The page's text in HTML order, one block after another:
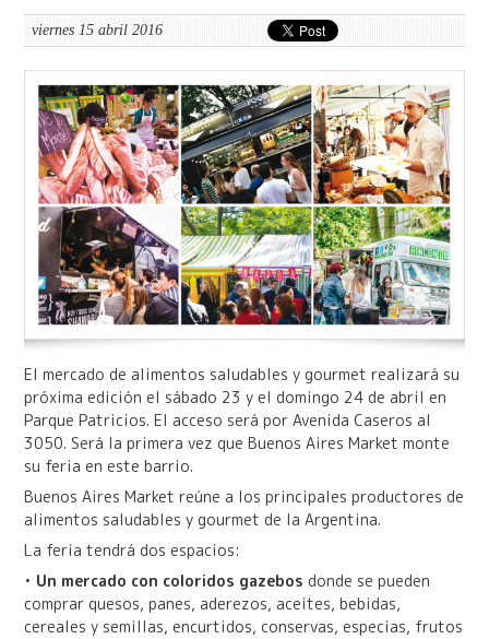
viernes 15 abril 2016
El mercado de alimentos saludables y gourmet realizará su
próxima edición el sábado 23 y el domingo 24 de abril en
Parque Patricios. El acceso será por Avenida Caseros al
3050. Será la primera vez que Buenos Aires Market monte
su feria en este barrio.
Buenos Aires Market reúne a los principales productores de
alimentos saludables y gourmet de la Argentina.
La feria tendrá dos espacios:
• Un mercado con coloridos gazebos donde se pueden
comprar quesos, panes, aderezos, aceites, bebidas,
cereales y semillas, encurtidos, conservas, especias, frutos